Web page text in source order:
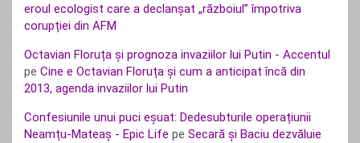
eroul ecologist care a declanșat „războiul” împotriva
corupției din AFM
Octavian Floruța și prognoza invaziilor lui Putin - Accentul
pe Cine e Octavian Floruța și cum a anticipat încă din
2013, agenda invaziilor lui Putin
Confesiunile unui puci eșuat: Dedesubturile operațiunii
Neamțu-Mateaș - Epic Life pe Secară și Baciu dezvăluie